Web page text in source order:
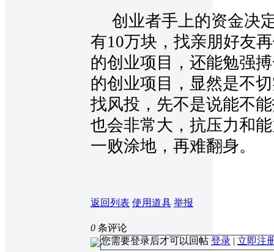
创业者手上的资金决
有10万块，找亲朋好友
的创业项目，还能勉强
的创业项目，显然是不
找风投，先不是说能不
也会非常大，抗压力和
一败涂地，再难翻身。
返回列表 使用道具 举报
0 条评论
您需要登录后才可以回帖 登录 | 立即注